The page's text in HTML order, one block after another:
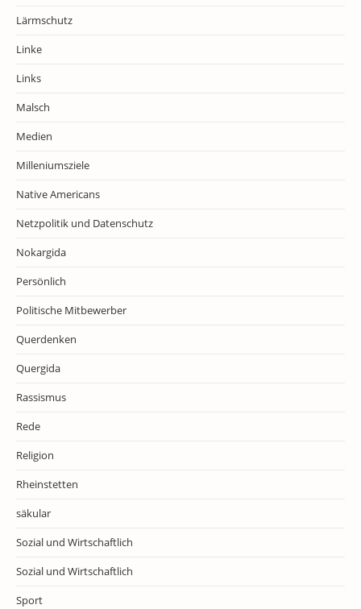
Lärmschutz
Linke
Links
Malsch
Medien
Milleniumsziele
Native Americans
Netzpolitik und Datenschutz
Nokargida
Persönlich
Politische Mitbewerber
Querdenken
Quergida
Rassismus
Rede
Religion
Rheinstetten
säkular
Sozial und Wirtschaftlich
Sozial und Wirtschaftlich
Sport